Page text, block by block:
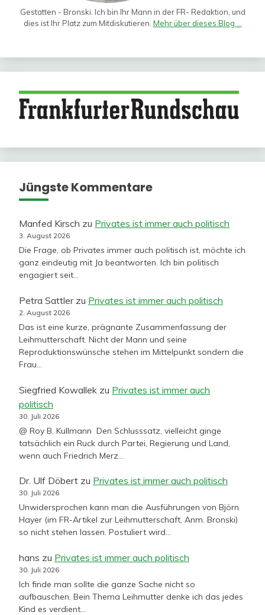
Gestatten - Bronski. Ich bin Ihr Mann in der FR- Redaktion, und
dies ist Ihr Platz zum Mitdiskutieren. Mehr über dieses Blog ...
Jüngste Kommentare
Manfed Kirsch zu Privates ist immer auch politisch
3. August 2026
Die Frage, ob Privates immer auch politisch ist, möchte ich
ganz eindeutig mit Ja beantworten. Ich bin politisch
engagiert seit…
Petra Sattlerzu Privates ist immer auch politisch
2. August 2026
Das ist eine kurze, prägnante Zusammenfassung der
Leihmutterschaft. Nicht der Mann und seine
Reproduktionswünsche stehen im Mittelpunkt sondern die
Frau…
Siegfried Kowallek zu Privates ist immer auch
politisch
30. Juli 2026
@ Roy B. Kullmann Den Schlusssatz, vielleicht ginge
tatsächlich ein Ruck durch Partei, Regierung und Land,
wenn auch Friedrich Merz…
Dr. Ulf Döbert zu Privates ist immer auch politisch
30. Juli 2026
Unwidersprochen kann man die Ausführungen von Björn
Hayer (im FR-Artikel zur Leihmutterschaft, Anm. Bronski)
so nicht stehen lassen. Postuliert wird…
hans zu Privates ist immer auch politisch
30. Juli 2026
Ich finde man sollte die ganze Sache nicht so
aufbauschen. Bein Thema Leihmutter denke ich das jedes
Kind es verdient…